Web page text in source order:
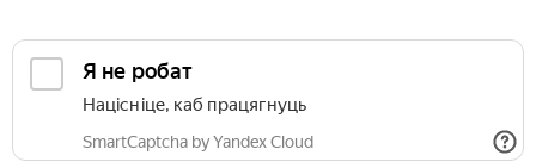
Я не робат
Націсніце, каб працягнуць
SmartCaptcha by Yandex Cloud